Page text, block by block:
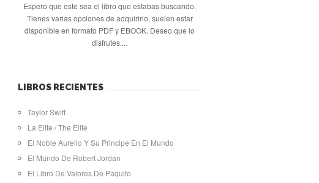
Espero que este sea el libro que estabas buscando.
Tienes varias opciones de adquirirlo, suelen estar
disponible en formato PDF y EBOOK. Deseo que lo
disfrutes....
LIBROS RECIENTES
Taylor Swift
La Elite / The Elite
El Noble Aurelio Y Su Principe En El Mundo
El Mundo De Robert Jordan
El Libro De Valores De Paquito